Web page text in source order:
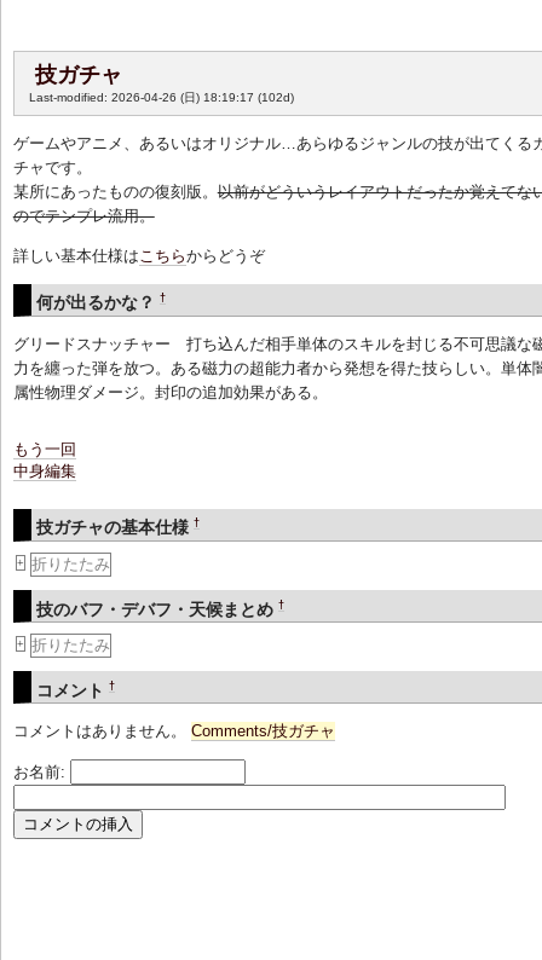
技ガチャ
Last-modified: 2026-04-26 (日) 18:19:17 (102d)
ゲームやアニメ、あるいはオリジナル…あらゆるジャンルの技が出てくる
チャです。
某所にあったものの復刻版。以前がどういうレイアウトだったか覚えてな
のでテンプレ流用。
詳しい基本仕様はこちらからどうぞ
何が出るかな？ †
グリードスナッチャー 打ち込んだ相手単体のスキルを封じる不可思議な
力を纏った弾を放つ。ある磁力の超能力者から発想を得た技らしい。単体
属性物理ダメージ。封印の追加効果がある。
もう一回
中身編集
技ガチャの基本仕様 †
+ 折りたたみ
技のバフ・デバフ・天候まとめ †
+ 折りたたみ
コメント †
コメントはありません。 Comments/技ガチャ
お名前: